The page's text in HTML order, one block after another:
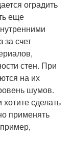
оградить
еще
счет
стен. При
на их
шумов.
сделать
применять